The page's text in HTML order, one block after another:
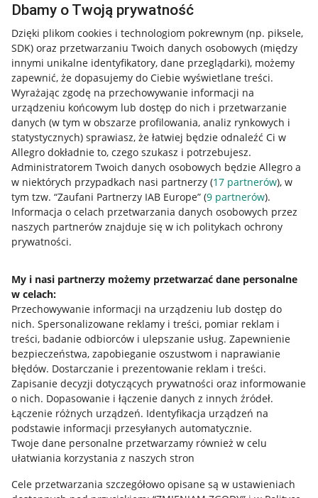
Dbamy o Twoją prywatność
Dzięki plikom cookies i technologiom pokrewnym (np. piksele,
SDK) oraz przetwarzaniu Twoich danych osobowych (między
innymi unikalne identyfikatory, dane przeglądarki), możemy
zapewnić, że dopasujemy do Ciebie wyświetlane treści.
Wyrażając zgodę na przechowywanie informacji na
urządzeniu końcowym lub dostęp do nich i przetwarzanie
danych (w tym w obszarze profilowania, analiz rynkowych i
statystycznych) sprawiasz, że łatwiej będzie odnaleźć Ci w
Allegro dokładnie to, czego szukasz i potrzebujesz.
Administratorem Twoich danych osobowych będzie Allegro a
w niektórych przypadkach nasi partnerzy (17 partnerów), w
tym tzw. “Zaufani Partnerzy IAB Europe” (9 partnerów).
Informacja o celach przetwarzania danych osobowych przez
naszych partnerów znajduje się w ich politykach ochrony
prywatności.
My i nasi partnerzy możemy przetwarzać dane personalne
w celach:
Przechowywanie informacji na urządzeniu lub dostęp do
nich. Spersonalizowane reklamy i treści, pomiar reklam i
treści, badanie odbiorców i ulepszanie usług. Zapewnienie
bezpieczeństwa, zapobieganie oszustwom i naprawianie
błędów. Dostarczanie i prezentowanie reklam i treści.
Zapisanie decyzji dotyczących prywatności oraz informowanie
o nich. Dopasowanie i łączenie danych z innych źródeł.
Łączenie różnych urządzeń. Identyfikacja urządzeń na
podstawie informacji przesyłanych automatycznie.
Twoje dane personalne przetwarzamy również w celu
ułatwiania korzystania z naszych stron
Cele przetwarzania szczegółowo opisane są w ustawieniach
Przydatne informacje
Jak to działa
Napisz do nas
Allegro Gadane dla sprzedających
Allegro Gadane dla kupujących
Mapa miejscowości
Informacje prawne
Regulamin
Polityka plików "cookies"
Ustawienia plików "cookies"
Udostępnianie lokalizacji
Informacje dla Aktu o Usługach Cyfrowych